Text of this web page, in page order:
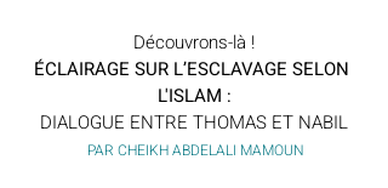
Découvrons-là !
ÉCLAIRAGE SUR L’ESCLAVAGE SELON
L'ISLAM :
DIALOGUE ENTRE THOMAS ET NABIL
PAR CHEIKH ABDELALI MAMOUN